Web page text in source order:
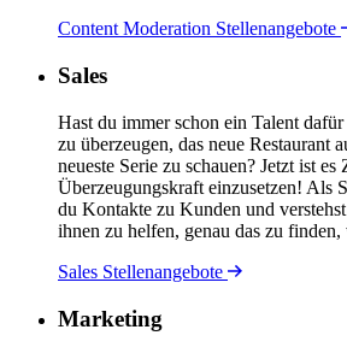
Content Moderation Stellenangebote
Sales
Hast du immer schon ein Talent
zu überzeugen, das neue Restaurant
neueste Serie zu schauen? Jetzt ist es
Überzeugungskraft einzusetzen! Als
du Kontakte zu Kunden und
ihnen zu helfen, genau das zu finden,
Sales Stellenangebote
Marketing